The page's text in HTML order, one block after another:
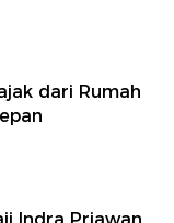
dari Rumah